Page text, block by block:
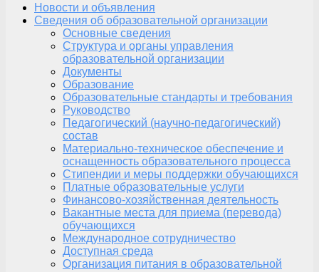
Новости и объявления
Сведения об образовательной организации
Основные сведения
Структура и органы управления
образовательной организации
Документы
Образование
Образовательные стандарты и требования
Руководство
Педагогический (научно-педагогический)
состав
Материально-техническое обеспечение и
оснащенность образовательного процесса
Стипендии и меры поддержки обучающихся
Платные образовательные услуги
Финансово-хозяйственная деятельность
Вакантные места для приема (перевода)
обучающихся
Международное сотрудничество
Доступная среда
Организация питания в образовательной